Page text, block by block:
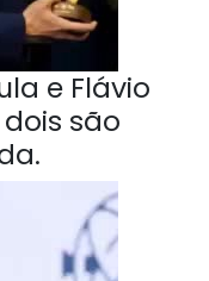
e Flávio
são